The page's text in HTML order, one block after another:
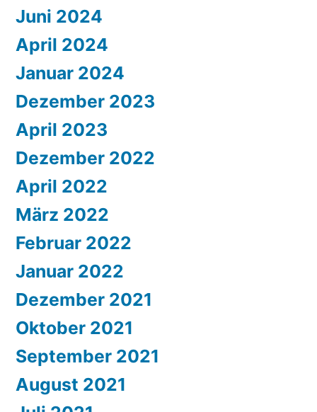
Juni 2024
April 2024
Januar 2024
Dezember 2023
April 2023
Dezember 2022
April 2022
März 2022
Februar 2022
Januar 2022
Dezember 2021
Oktober 2021
September 2021
August 2021